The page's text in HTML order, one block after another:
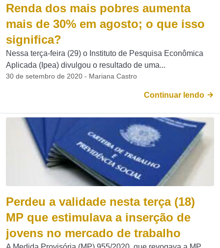
Renda dos mais pobres aumenta
mais de 30% em agosto; o que isso
significa?
Nessa terça-feira (29) o Instituto de Pesquisa Econômica
Aplicada (Ipea) divulgou o resultado de uma...
30 de setembro de 2020 - Mariana Castro
Continuar lendo
Perdeu a validade nesta terça (18)
MP que estimulava a inserção de
jovens no mercado de trabalho